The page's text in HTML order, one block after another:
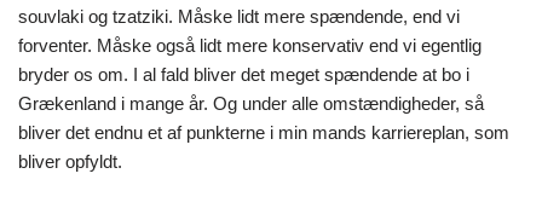
souvlaki og tzatziki. Måske lidt mere spændende, end vi
forventer. Måske også lidt mere konservativ end vi egentlig
bryder os om. I al fald bliver det meget spændende at bo i
Grækenland i mange år. Og under alle omstændigheder, så
bliver det endnu et af punkterne i min mands karriereplan, som
bliver opfyldt.